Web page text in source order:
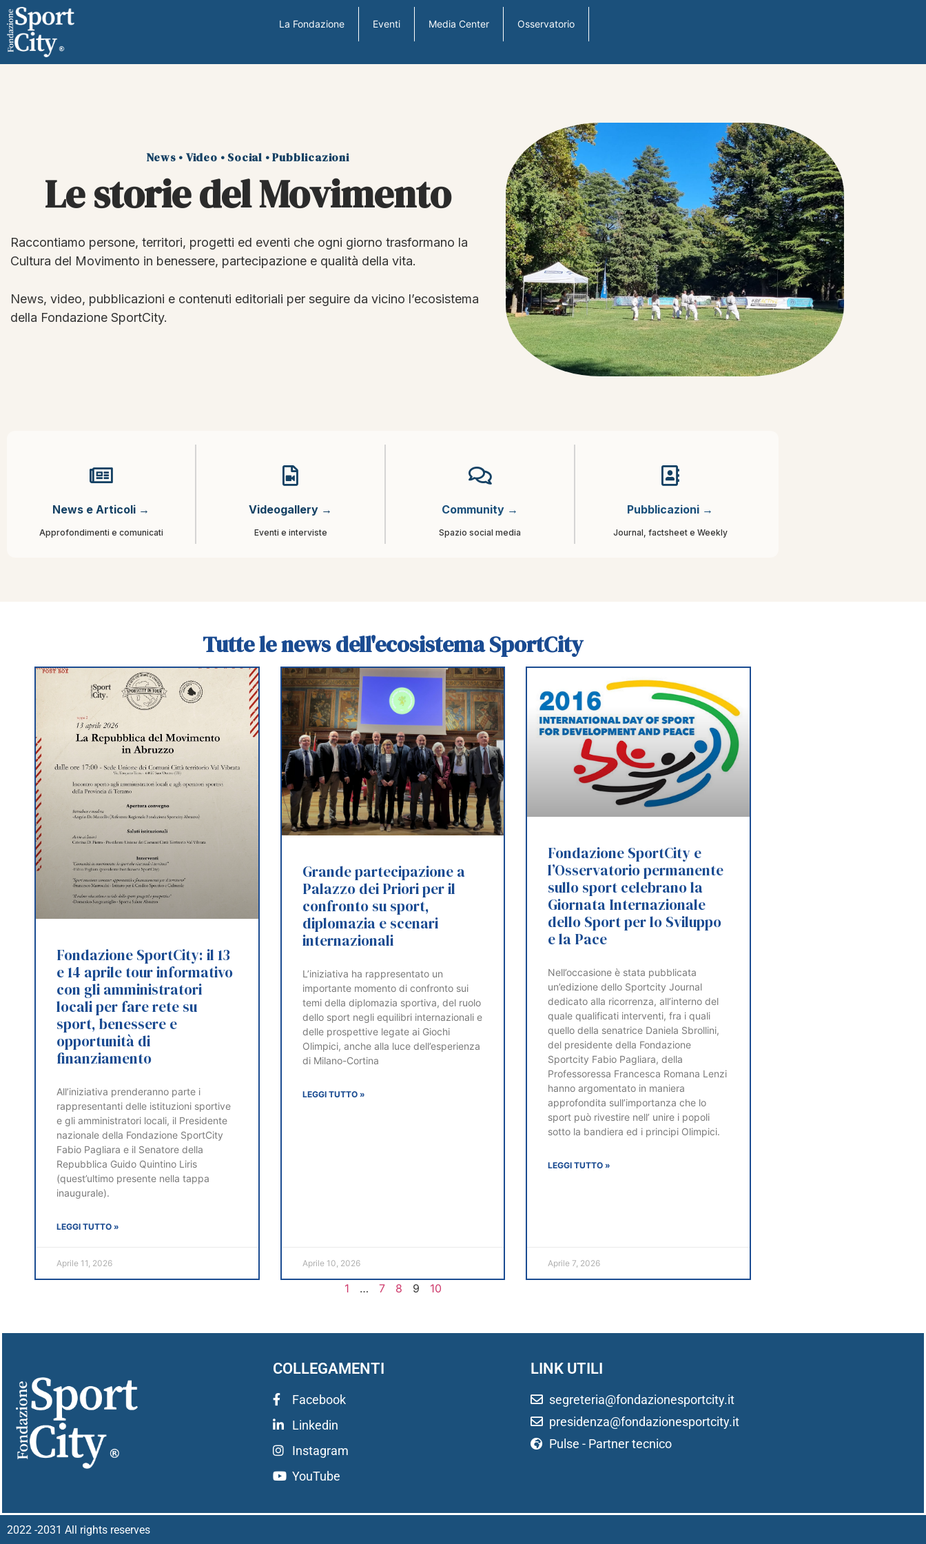
La Fondazione Eventi Media Center Osservatorio
News • Video • Social • Pubblicazioni
Le storie del Movimento
Raccontiamo persone, territori, progetti ed eventi che ogni giorno trasformano la
Cultura del Movimento in benessere, partecipazione e qualità della vita.
News, video, pubblicazioni e contenuti editoriali per seguire da vicino l’ecosistema
della Fondazione SportCity.
News e Articoli →
Approfondimenti e comunicati
Videogallery →
Eventi e interviste
Community →
Spazio social media
Pubblicazioni →
Journal, factsheet e Weekly
Tutte le news dell'ecosistema SportCity
Fondazione SportCity: il 13
e 14 aprile tour informativo
con gli amministratori
locali per fare rete su
sport, benessere e
opportunità di
finanziamento
All’iniziativa prenderanno parte i
rappresentanti delle istituzioni sportive
e gli amministratori locali, il Presidente
nazionale della Fondazione SportCity
Fabio Pagliara e il Senatore della
Repubblica Guido Quintino Liris
(quest’ultimo presente nella tappa
inaugurale).
LEGGI TUTTO »
Aprile 11, 2026
Grande partecipazione a
Palazzo dei Priori per il
confronto su sport,
diplomazia e scenari
internazionali
L’iniziativa ha rappresentato un
importante momento di confronto sui
temi della diplomazia sportiva, del ruolo
dello sport negli equilibri internazionali e
delle prospettive legate ai Giochi
Olimpici, anche alla luce dell’esperienza
di Milano-Cortina
LEGGI TUTTO »
Aprile 10, 2026
Fondazione SportCity e
l’Osservatorio permanente
sullo sport celebrano la
Giornata Internazionale
dello Sport per lo Sviluppo
e la Pace
Nell’occasione è stata pubblicata
un’edizione dello Sportcity Journal
dedicato alla ricorrenza, all’interno del
quale qualificati interventi, fra i quali
quello della senatrice Daniela Sbrollini,
del presidente della Fondazione
Sportcity Fabio Pagliara, della
Professoressa Francesca Romana Lenzi
hanno argomentato in maniera
approfondita sull’importanza che lo
sport può rivestire nell’ unire i popoli
sotto la bandiera ed i principi Olimpici.
LEGGI TUTTO »
Aprile 7, 2026
1 … 7 8 9 10
COLLEGAMENTI
Facebook
Linkedin
Instagram
YouTube
LINK UTILI
segreteria@fondazionesportcity.it
presidenza@fondazionesportcity.it
Pulse - Partner tecnico
2022 -2031 All rights reserves